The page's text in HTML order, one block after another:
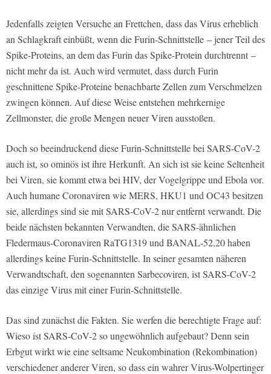
Jedenfalls zeigten Versuche an Frettchen, dass das Virus erheblich
an Schlagkraft einbüßt, wenn die Furin-Schnittstelle – jener Teil des
Spike-Proteins, an dem das Furin das Spike-Protein durchtrennt –
nicht mehr da ist. Auch wird vermutet, dass durch Furin
geschnittene Spike-Proteine benachbarte Zellen zum Verschmelzen
zwingen können. Auf diese Weise entstehen mehrkernige
Zellmonster, die große Mengen neuer Viren ausstoßen.
Doch so beeindruckend diese Furin-Schnittstelle bei SARS-CoV-2
auch ist, so ominös ist ihre Herkunft. An sich ist sie keine Seltenheit
bei Viren, sie kommt etwa bei HIV, der Vogelgrippe und Ebola vor.
Auch humane Coronaviren wie MERS, HKU1 und OC43 besitzen
sie, allerdings sind sie mit SARS-CoV-2 nur entfernt verwandt. Die
beide nächsten bekannten Verwandten, die SARS-ähnlichen
Fledermaus-Coronaviren RaTG1319 und BANAL-52,20 haben
allerdings keine Furin-Schnittstelle. In seiner gesamten näheren
Verwandtschaft, den sogenannten Sarbecoviren, ist SARS-CoV-2
das einzige Virus mit einer Furin-Schnittstelle.
Das sind zunächst die Fakten. Sie werfen die berechtigte Frage auf:
Wieso ist SARS-CoV-2 so ungewöhnlich aufgebaut? Denn sein
Erbgut wirkt wie eine seltsame Neukombination (Rekombination)
verschiedener anderer Viren, so dass ein wahrer Virus-Wolpertinger